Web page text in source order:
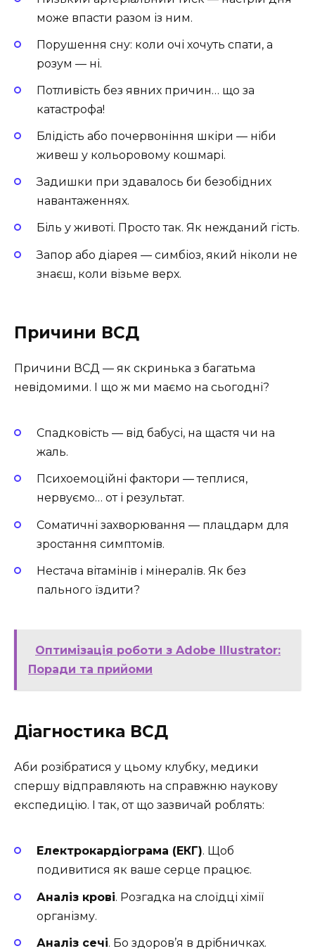
може впасти разом із ним.
Порушення сну: коли очі хочуть спати, а
розум — ні.
Потливість без явних причин… що за
катастрофа!
Блідість або почервоніння шкіри — ніби
живеш у кольоровому кошмарі.
Задишки при здавалось би безобідних
навантаженнях.
Біль у животі. Просто так. Як нежданий гість.
Запор або діарея — симбіоз, який ніколи не
знаєш, коли візьме верх.
Причини ВСД
Причини ВСД — як скринька з багатьма
невідомими. І що ж ми маємо на сьогодні?
Спадковість — від бабусі, на щастя чи на
жаль.
Психоемоційні фактори — теплися,
нервуємо… от і результат.
Соматичні захворювання — плацдарм для
зростання симптомів.
Нестача вітамінів і мінералів. Як без
пального їздити?
Оптимізація роботи з Adobe Illustrator:
Поради та прийоми
Діагностика ВСД
Аби розібратися у цьому клубку, медики
спершу відправляють на справжню наукову
експедицію. І так, от що зазвичай роблять:
Електрокардіограма (ЕКГ). Щоб
подивитися як ваше серце працює.
Аналіз крові. Розгадка на слоїдці хімії
організму.
Аналіз сечі. Бо здоров’я в дрібничках.